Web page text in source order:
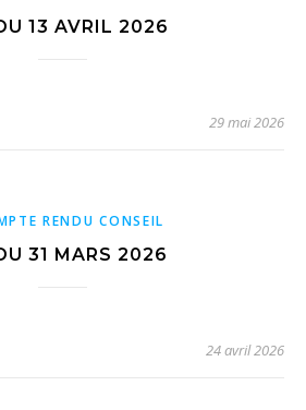
13 AVRIL 2026
29 mai 2026
RENDU CONSEIL
31 MARS 2026
24 avril 2026